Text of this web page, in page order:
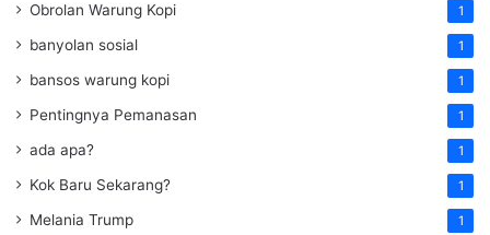
Obrolan Warung Kopi 1
banyolan sosial 1
bansos warung kopi 1
Pentingnya Pemanasan 1
ada apa? 1
Kok Baru Sekarang? 1
Melania Trump 1